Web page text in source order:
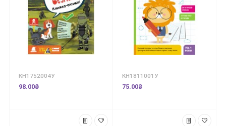
КН1752004У
98.00₴
КН1811001У
75.00₴